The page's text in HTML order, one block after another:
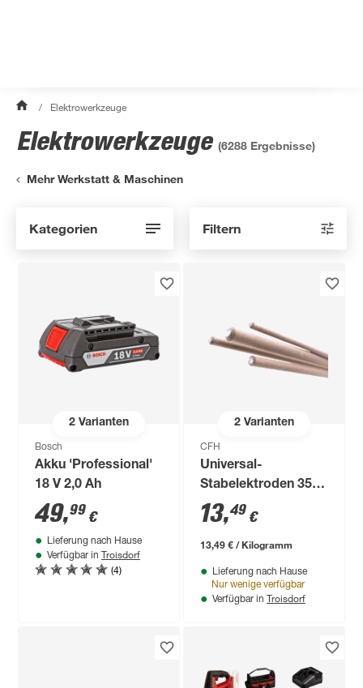
/ Elektrowerkzeuge
Elektrowerkzeuge (6288 Ergebnisse)
Mehr Werkstatt & Maschinen
Kategorien Filtern
2Varianten
Bosch
Akku 'Professional'
18 V 2,0 Ah
49,99 €
Lieferung nach Hause
Verfügbar in Troisdorf
(4)
2Varianten
CFH
Universal-
Stabelektroden 350
mm 1 kg
13,49 €
13,49 € / Kilogramm
Lieferung nach Hause
Nur wenige verfügbar
Verfügbar in Troisdorf